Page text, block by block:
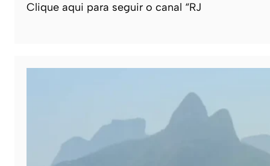
Clique aqui para seguir o canal “RJ